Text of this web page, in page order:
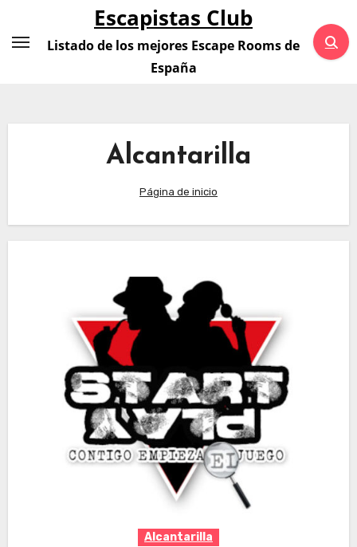
contenido
Escapistas Club
Listado de los mejores Escape Rooms de
España
Alcantarilla
Página de inicio
Alcantarilla